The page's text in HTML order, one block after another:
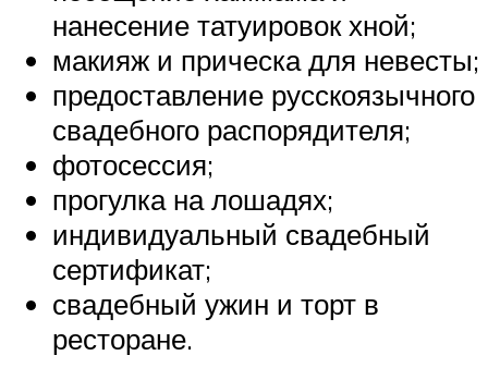
нанесение татуировок хной;
макияж и прическа для невесты;
предоставление русскоязычного
свадебного распорядителя;
фотосессия;
прогулка на лошадях;
индивидуальный свадебный
сертификат;
свадебный ужин и торт в
ресторане.